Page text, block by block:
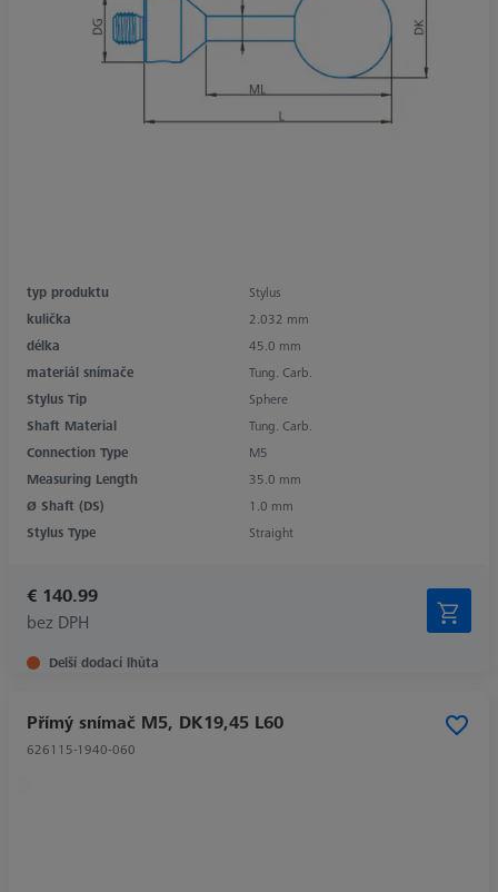
typ produktu
Stylus
kulička
2.032 mm
délka
45.0 mm
materiál snímače
Tung. Carb.
Stylus Tip
Sphere
Shaft Material
Tung. Carb.
Connection Type
M5
Measuring Length
35.0 mm
Ø Shaft (DS)
1.0 mm
Stylus Type
Straight
€ 140.99
bez DPH
Delší dodací lhůta
Přímý snímač M5, DK19,45 L60
626115-1940-060